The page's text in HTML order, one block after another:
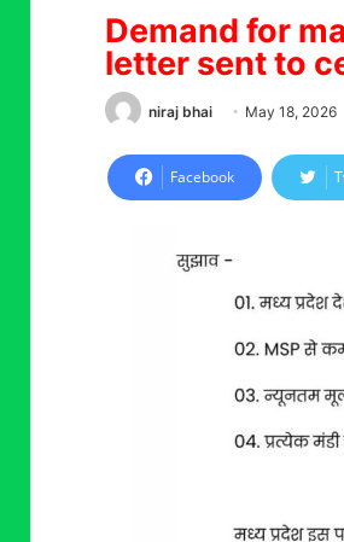
Demand for
letter sent to
niraj bhai May 18, 2026
Facebook